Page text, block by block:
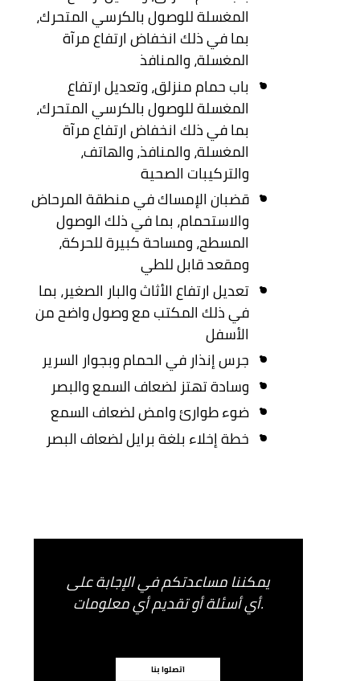
المغسلة للوصول بالكرسي المتحرك،
بما في ذلك انخفاض ارتفاع مرآة
المغسلة، والمنافذ
باب حمام منزلق، وتعديل ارتفاع
المغسلة للوصول بالكرسي المتحرك،
بما في ذلك انخفاض ارتفاع مرآة
المغسلة، والمنافذ، والهاتف،
والتركيبات الصحية
قضبان الإمساك في منطقة المرحاض
والاستحمام، بما في ذلك الوصول
المسطح، ومساحة كبيرة للحركة،
ومقعد قابل للطي
تعديل ارتفاع الأثاث والبار الصغير، بما
في ذلك المكتب مع وصول واضح من
الأسفل
جرس إنذار في الحمام وبجوار السرير
وسادة تهتز لضعاف السمع والبصر
ضوء طوارئ وامض لضعاف السمع
خطة إخلاء بلغة برايل لضعاف البصر
يمكننا مساعدتكم في الإجابة على
أي أسئلة أو تقديم أي معلومات.
اتصلوا بنا